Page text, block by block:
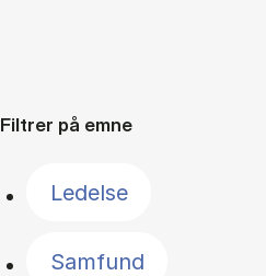
Filtrer på emne
Ledelse
Samfund